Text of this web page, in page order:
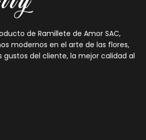
de Ramillete de Amor SAC,
modernos en el arte de las flores,
del cliente, la mejor calidad al